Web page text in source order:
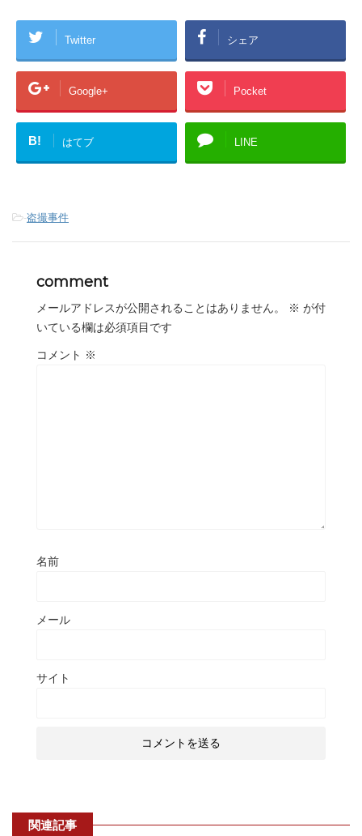
Twitter シェア
Google+ Pocket
B! はてブ LINE
-盗撮事件
comment
メールアドレスが公開されることはありません。 ※ が付
いている欄は必須項目です
コメント ※
名前
メール
サイト
関連記事